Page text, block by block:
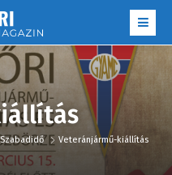
Szabadidő Veteránjármű-kiállítás